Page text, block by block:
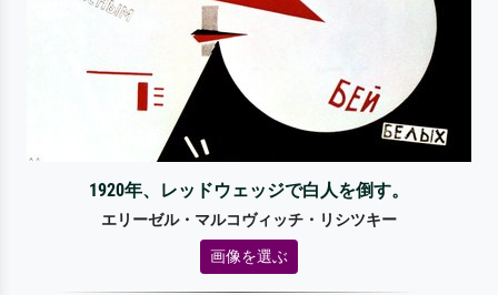
1920年、レッドウェッジで白人を倒す。
エリーゼル・マルコヴィッチ・リシツキー
画像を選ぶ